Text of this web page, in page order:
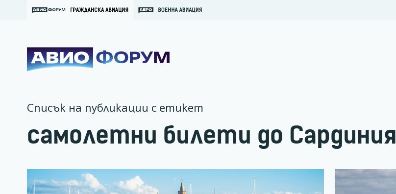
Списък на публикации с етикет
самолетни билети до Сардиния